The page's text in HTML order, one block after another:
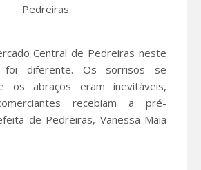
Pedreiras.
Central de Pedreiras neste
foi diferente. Os sorrisos se
os abraços eram inevitáveis,
recebiam a pré-
de Pedreiras, Vanessa Maia